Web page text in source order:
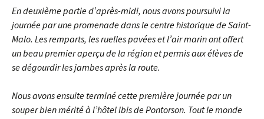
En deuxième partie d’après-midi, nous avons poursuivi la
journée par une promenade dans le centre historique de Saint-
Malo. Les remparts, les ruelles pavées et l’air marin ont offert
un beau premier aperçu de la région et permis aux élèves de
se dégourdir les jambes après la route.
Nous avons ensuite terminé cette première journée par un
souper bien mérité à l’hôtel Ibis de Pontorson. Tout le monde